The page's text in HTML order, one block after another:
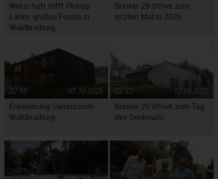
Wirtschaft trifft Philipp
Lahm: großes Forum in
Waldkraiburg
Bunker 29 öffnet zum
letzten Mal in 2025
Erweiterung Gymnasium
Waldkraiburg
01.10.2025
02:18
Bunker 29 öffnet zum Tag
des Denkmals
12.09.2025
02:32